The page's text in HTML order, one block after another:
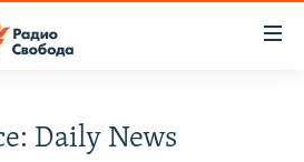
Daily News